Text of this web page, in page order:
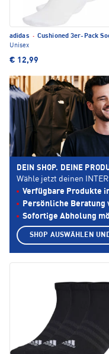
adidas · Cushioned 3er-Pack
Unisex
€ 12,99
DEIN SHOP. DEINE
Wähle jetzt deinen
Verfügbare Produkte
Persönliche Beratung
Sofortige Abholung